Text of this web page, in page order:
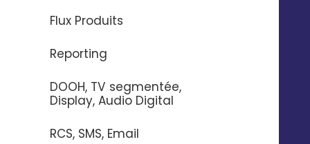
Flux Produits
Reporting
DOOH, TV segmentée,
Display, Audio Digital
RCS, SMS, Email
pour l’ensemble de vos points de vente.
Améliorez votre présence en
ligne
Optimisez vos pages pour remonter dans les 1ers